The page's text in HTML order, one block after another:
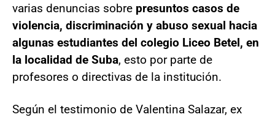
varias denuncias sobre presuntos casos de
violencia, discriminación y abuso sexual hacia
algunas estudiantes del colegio Liceo Betel, en
la localidad de Suba, esto por parte de
profesores o directivas de la institución.
Según el testimonio de Valentina Salazar, ex